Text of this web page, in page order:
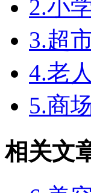
2.小
3.超
4.老
5.商
相关文